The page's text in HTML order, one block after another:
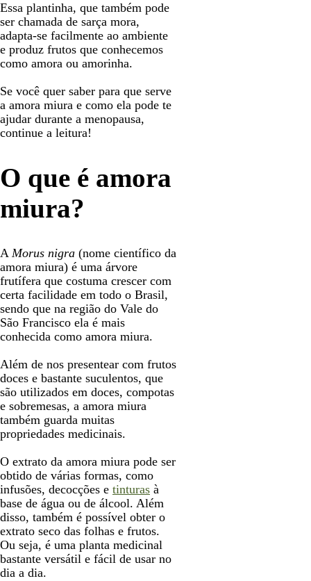
Essa plantinha, que também pode
ser chamada de sarça mora,
adapta-se facilmente ao ambiente
e produz frutos que conhecemos
como amora ou amorinha.
Se você quer saber para que serve
a amora miura e como ela pode te
ajudar durante a menopausa,
continue a leitura!
O que é amora
miura?
A Morus nigra (nome científico da
amora miura) é uma árvore
frutífera que costuma crescer com
certa facilidade em todo o Brasil,
sendo que na região do Vale do
São Francisco ela é mais
conhecida como amora miura.
Além de nos presentear com frutos
doces e bastante suculentos, que
são utilizados em doces, compotas
e sobremesas, a amora miura
também guarda muitas
propriedades medicinais.
O extrato da amora miura pode ser
obtido de várias formas, como
infusões, decocções e tinturas à
base de água ou de álcool. Além
disso, também é possível obter o
extrato seco das folhas e frutos.
Ou seja, é uma planta medicinal
bastante versátil e fácil de usar no
dia a dia.